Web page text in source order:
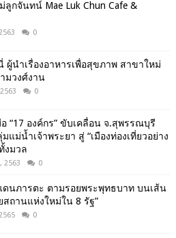
ลูกจันทน์ Mae Luk Chun Cafe &
0
ผู้นำเรื่องอาหารเพื่อสุขภาพ​ สาขาใหม่
มวงศ์งาน
0
อ “17 องค์กร” ขับเคลื่อน จ.สุพรรณบุรี
แม่น้ำเจ้าพระยา สู่ “เมืองท่องเที่ยวอย่าง
งมวล
2563 0
ดนภารตะ ตามรอยพระพุทธบาท บนเส้น
สถานแห่งใหม่ใน 8 รัฐ”
0